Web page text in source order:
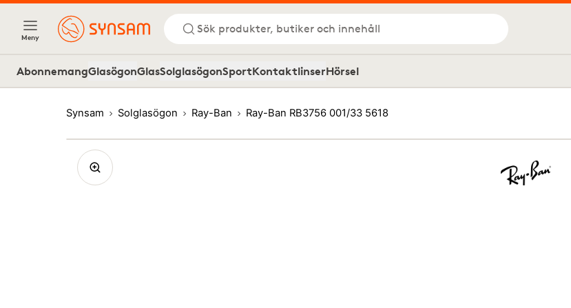
Meny
Sök produkter, butiker och innehåll
AbonnemangGlasögonGlasSolglasögonSportKontaktlinserHörsel
Synsam Solglasögon Ray-Ban Ray-Ban RB3756 001/33 5618